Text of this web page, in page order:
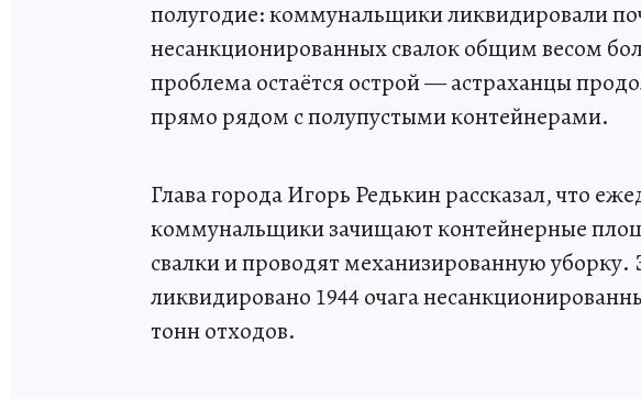
полугодие: коммунальщики ликвидировали
несанкционированных свалок общим весом
проблема остаётся острой — астраханцы
прямо рядом с полупустыми контейнерами.
Глава города Игорь Редькин рассказал, что
коммунальщики зачищают контейнерные
свалки и проводят механизированную уборку.
ликвидировано 1944 очага
тонн отходов.